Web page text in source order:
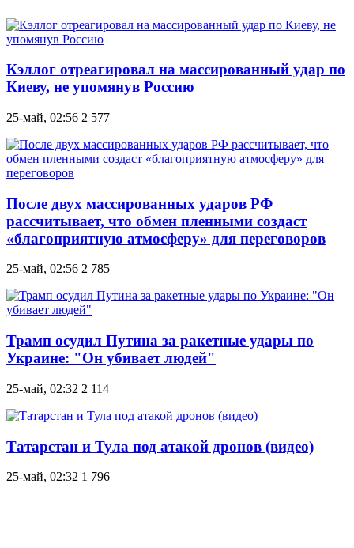
Кэллог отреагировал на массированный удар по
Киеву, не упомянув Россию
25-май, 02:56 2 577
После двух массированных ударов РФ
рассчитывает, что обмен пленными создаст
«благоприятную атмосферу» для переговоров
25-май, 02:56 2 785
Трамп осудил Путина за ракетные удары по
Украине: "Он убивает людей"
25-май, 02:32 2 114
Татарстан и Тула под атакой дронов (видео)
25-май, 02:32 1 796